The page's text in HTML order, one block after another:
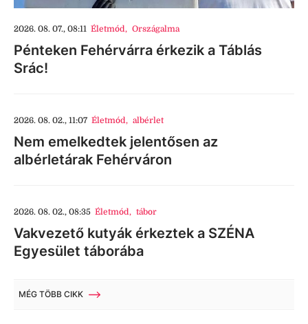
2026. 08. 07., 08:11 Életmód, Országalma
Pénteken Fehérvárra érkezik a Táblás
Srác!
2026. 08. 02., 11:07 Életmód, albérlet
Nem emelkedtek jelentősen az
albérletárak Fehérváron
2026. 08. 02., 08:35 Életmód, tábor
Vakvezető kutyák érkeztek a SZÉNA
Egyesület táborába
MÉG TÖBB CIKK